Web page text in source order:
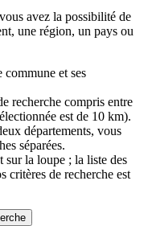
avez la possibilité de
une région, un pays ou
commune et ses
recherche compris entre
est de 10 km).
départements, vous
séparées.
sur la loupe ; la liste des
critères de recherche est